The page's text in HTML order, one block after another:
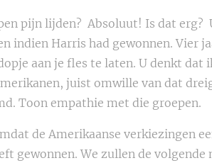
pijn lijden? Absoluut! Is dat erg?
indien Harris had gewonnen. Vier
aan je fles te laten. U denkt dat
juist omwille van dat
Toon empathie met die groepen.
de Amerikaanse verkiezingen
gewonnen. We zullen de